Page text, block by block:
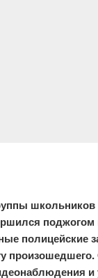
школьников
поджогом
полицейские
произошедшего.
и